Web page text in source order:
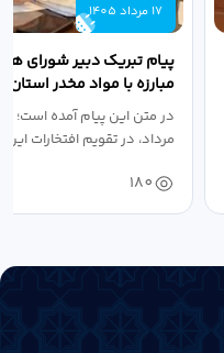
17 مرداد 1405
پیام تبریک دبیر شورای
مبارزه با مواد مخدر استان
مناسبت روز خبرنگار...
در متن این پیام آمده
مرداد، در تقویم افتخارات
180